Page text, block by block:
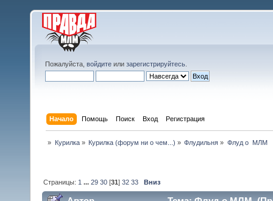
Пожалуйста, войдите или зарегистрируйтесь
Начало Помощь Поиск Вход Регистрация
» Курилка» Курилка (форум ни о чем...) » Флудильня » Флуд о  МЛМ
Страницы: 1 ...29 30 [31]32 33 Вниз